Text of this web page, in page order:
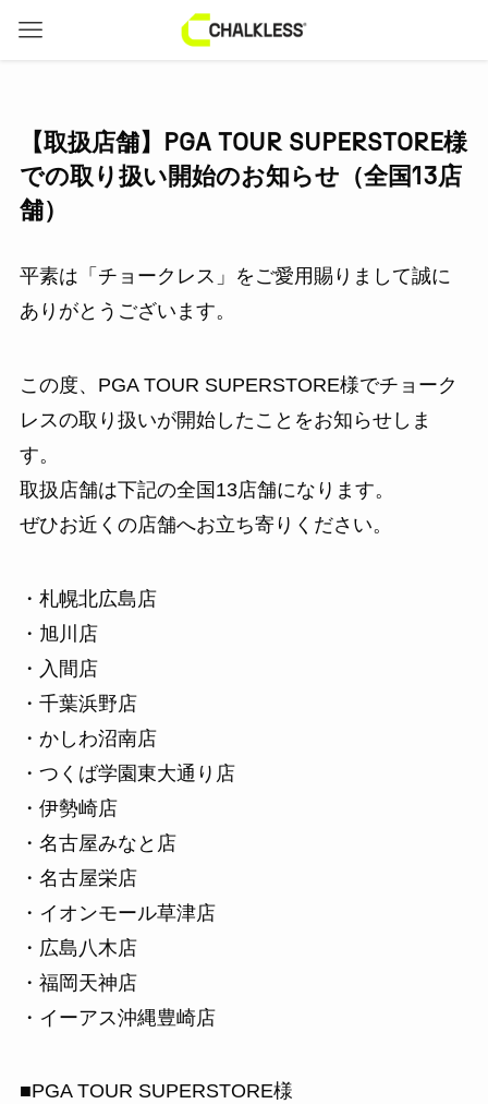
【取扱店舗】PGA TOUR SUPERSTORE様
での取り扱い開始のお知らせ（全国13店
舗）
平素は「チョークレス」をご愛用賜りまして誠に
ありがとうございます。
この度、PGA TOUR SUPERSTORE様でチョーク
レスの取り扱いが開始したことをお知らせしま
す。
取扱店舗は下記の全国13店舗になります。
ぜひお近くの店舗へお立ち寄りください。
・札幌北広島店
・旭川店
・入間店
・千葉浜野店
・かしわ沼南店
・つくば学園東大通り店
・伊勢崎店
・名古屋みなと店
・名古屋栄店
・イオンモール草津店
・広島八木店
・福岡天神店
・イーアス沖縄豊崎店
■PGA TOUR SUPERSTORE様